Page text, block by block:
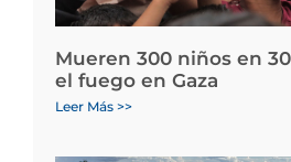
Mueren 300 niños en
el fuego en Gaza
Leer Más >>